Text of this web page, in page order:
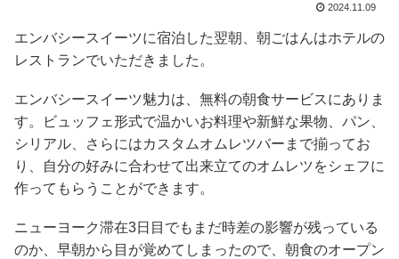
2024.11.09
エンバシースイーツに宿泊した翌朝、朝ごはんはホテルの
レストランでいただきました。
エンバシースイーツ魅力は、無料の朝食サービスにありま
す。ビュッフェ形式で温かいお料理や新鮮な果物、パン、
シリアル、さらにはカスタムオムレツバーまで揃ってお
り、自分の好みに合わせて出来立てのオムレツをシェフに
作ってもらうことができます。
ニューヨーク滞在3日目でもまだ時差の影響が残っている
のか、早朝から目が覚めてしまったので、朝食のオープン